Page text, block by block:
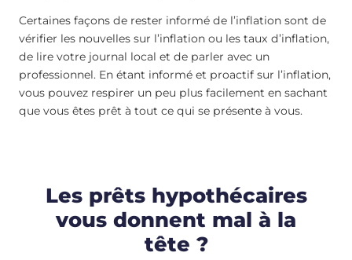
Certaines façons de rester informé de l’inflation sont de
vérifier les nouvelles sur l’inflation ou les taux d’inflation,
de lire votre journal local et de parler avec un
professionnel. En étant informé et proactif sur l’inflation,
vous pouvez respirer un peu plus facilement en sachant
que vous êtes prêt à tout ce qui se présente à vous.
Les prêts hypothécaires
vous donnent mal à la
tête ?